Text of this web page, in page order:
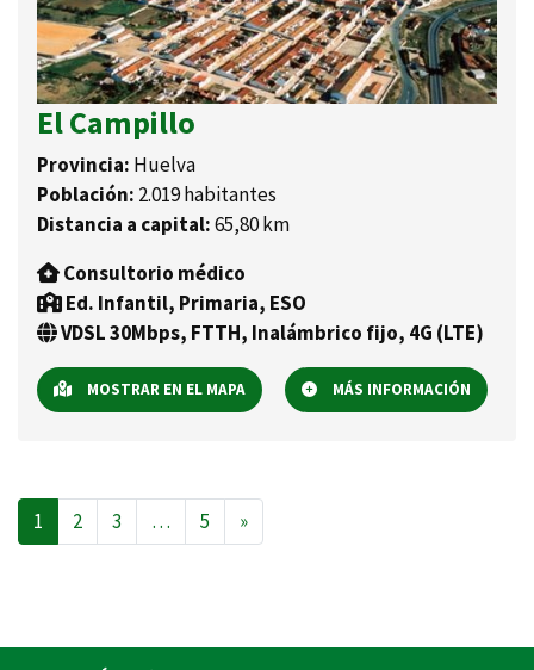
El Campillo
Provincia: Huelva
Población: 2.019 habitantes
Distancia a capital:65,80 km
Consultorio médico
Ed. Infantil, Primaria, ESO
VDSL 30Mbps, FTTH, Inalámbrico fijo, 4G (LTE)
MOSTRAR EN EL MAPA MÁS INFORMACIÓN
Navegación de entradas
1 2 3 … 5 »